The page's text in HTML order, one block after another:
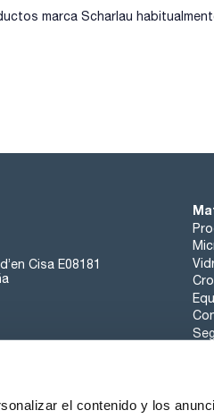
el contenido y los
marca Scharlau
Cisa E08181